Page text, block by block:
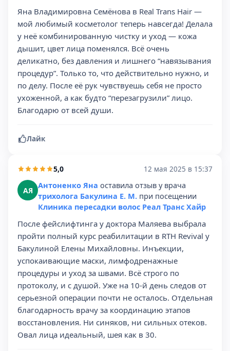
Яна Владимировна Семёнова в Real Trans Hair —
мой любимый косметолог теперь навсегда! Делала
у неё комбинированную чистку и уход — кожа
дышит, цвет лица поменялся. Всё очень
деликатно, без давления и лишнего “навязывания
процедур”. Только то, что действительно нужно, и
по делу. После её рук чувствуешь себя не просто
ухоженной, а как будто “перезагрузили” лицо.
Благодарю от всей души.
Лайк
5,0 12 мая 2025 в 15:37
АЯ Антоненко Яна оставила отзыв у врача
трихолога Бакулина Е. М. при посещении
Клиника пересадки волос Реал Транс Хайр
После фейслифтинга у доктора Маляева выбрала
пройти полный курс реабилитации в RTH Revival у
Бакулиной Елены Михайловны. Инъекции,
успокаивающие маски, лимфодренажные
процедуры и уход за швами. Всё строго по
протоколу, и с душой. Уже на 10-й день следов от
серьезной операции почти не осталось. Отдельная
благодарность врачу за координацию этапов
восстановления. Ни синяков, ни сильных отеков.
Овал лица идеальный, шея как в 30.